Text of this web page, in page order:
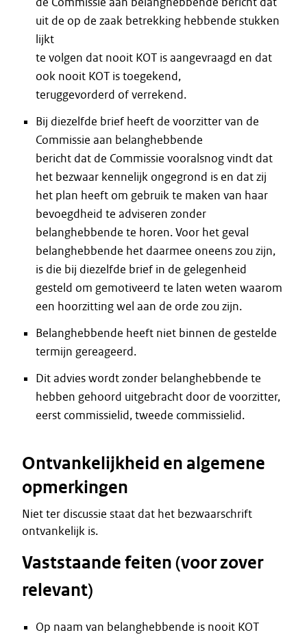
uit de op de zaak betrekking hebbende stukken
lijkt
te volgen dat nooit KOT is aangevraagd en dat
ook nooit KOT is toegekend,
teruggevorderd of verrekend.
Bij diezelfde brief heeft de voorzitter van de
Commissie aan belanghebbende
bericht dat de Commissie vooralsnog vindt dat
het bezwaar kennelijk ongegrond is en dat zij
het plan heeft om gebruik te maken van haar
bevoegdheid te adviseren zonder
belanghebbende te horen. Voor het geval
belanghebbende het daarmee oneens zou zijn,
is die bij diezelfde brief in de gelegenheid
gesteld om gemotiveerd te laten weten waarom
een hoorzitting wel aan de orde zou zijn.
Belanghebbende heeft niet binnen de gestelde
termijn gereageerd.
Dit advies wordt zonder belanghebbende te
hebben gehoord uitgebracht door de voorzitter,
eerst commissielid, tweede commissielid.
Ontvankelijkheid en algemene
opmerkingen
Niet ter discussie staat dat het bezwaarschrift
ontvankelijk is.
Vaststaande feiten (voor zover
relevant)
Op naam van belanghebbende is nooit KOT